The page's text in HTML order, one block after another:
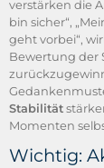
verstärken die
bin sicher“,
geht vorbei“,
Bewertung der
Stabilität
Momenten
Wichtig: